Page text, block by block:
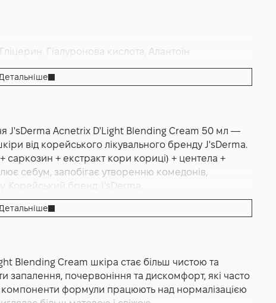
Гіалуронова кислота, Алантоїн
,Від подразнень,Пом'якшення,Зволоження
Детальніше
J'sDerma Acnetrix D'Light Blending Cream 50 мл —
від корейського лікувального бренду J'sDerma.
+ екстракт кори кориці) + центела +
себум, запобігає утворенню комедонів,
Корейський бренд J'sDerma.
мл — це легкий відновлювальний крем для
швидко вбирається і не залишає жирного блиску,
використання.
Детальніше
Blending Cream шкіра стає більш чистою та
почервоніння та дискомфорт, які часто
формули працюють над нормалізацією